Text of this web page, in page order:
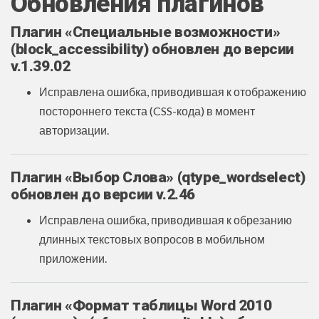
Плагин «Специальные возможности»
(block_accessibility) обновлен до версии
v.1.39.02
Исправлена ошибка, приводившая к отображению
постороннего текста (CSS-кода) в момент
авторизации.
Плагин «Выбор Слова» (qtype_wordselect)
обновлен до версии v.2.46
Исправлена ошибка, приводившая к обрезанию
длинных текстовых вопросов в мобильном
приложении.
Плагин «Формат таблицы Word 2010